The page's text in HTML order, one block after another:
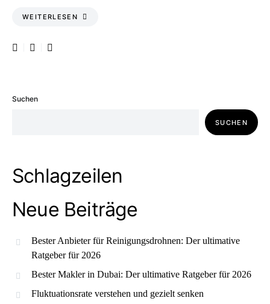
WEITERLESEN
Suchen
SUCHEN
Schlagzeilen
Neue Beiträge
Bester Anbieter für Reinigungsdrohnen: Der ultimative
Ratgeber für 2026
Bester Makler in Dubai: Der ultimative Ratgeber für 2026
Fluktuationsrate verstehen und gezielt senken